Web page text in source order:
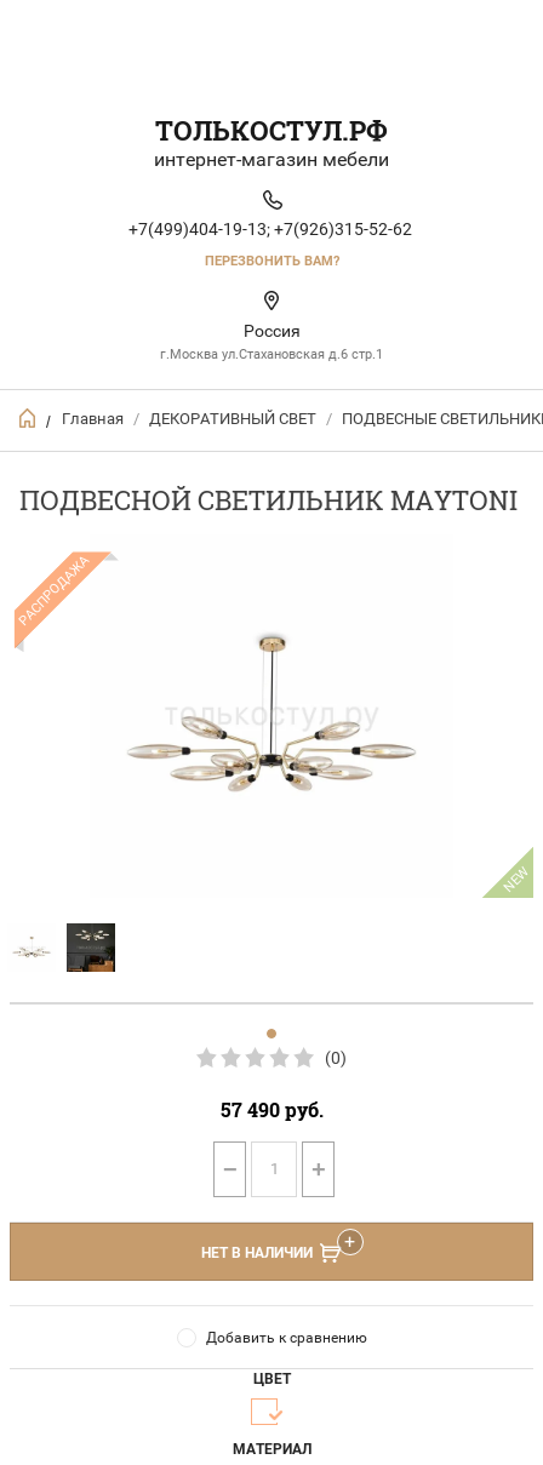
ТОЛЬКОСТУЛ.РФ
интернет-магазин мебели
+7(499)404-19-13; +7(926)315-52-62
ПЕРЕЗВОНИТЬ ВАМ?
Россия
г.Москва ул.Стахановская д.6 стр.1
/ Главная / ДЕКОРАТИВНЫЙ СВЕТ / ПОДВЕСНЫЕ
ПОДВЕСНОЙ СВЕТИЛЬНИК MAYTONI
РАСПРОДАЖА
NEW
(0)
57 490руб.
− +
НЕТ В НАЛИЧИИ
Добавить к сравнению
ЦВЕТ
МАТЕРИАЛ